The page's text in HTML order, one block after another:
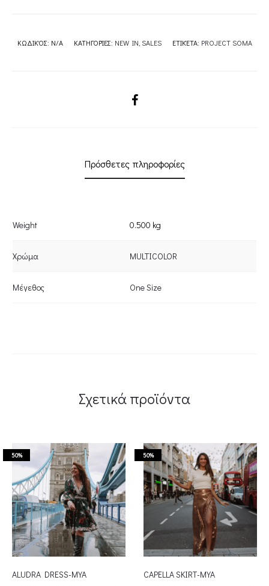
ΚΩΔΙΚΌΣ: N/A ΚΑΤΗΓΟΡΊΕΣ: NEW IN,SALES ΕΤΙΚΈΤΑ: PROJECT SOMA
SHARE
Πρόσθετες πληροφορίες
Weight 0.500 kg
Χρώμα MULTICOLOR
Μέγεθος One Size
Σχετικά προϊόντα
50%
ALUDRA DRESS-MYA
50%
CAPELLA SKIRT-MYA